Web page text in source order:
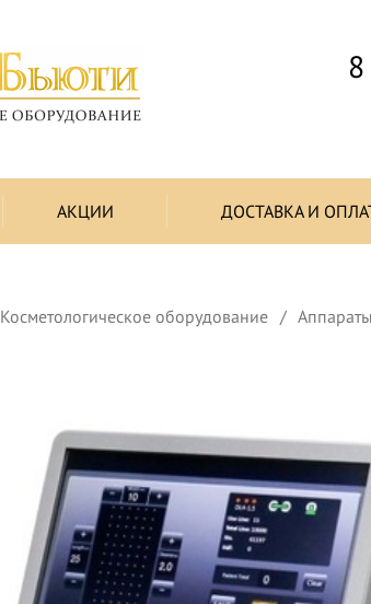
АКЦИИ ДОСТАВКА И
Косметологическое оборудование